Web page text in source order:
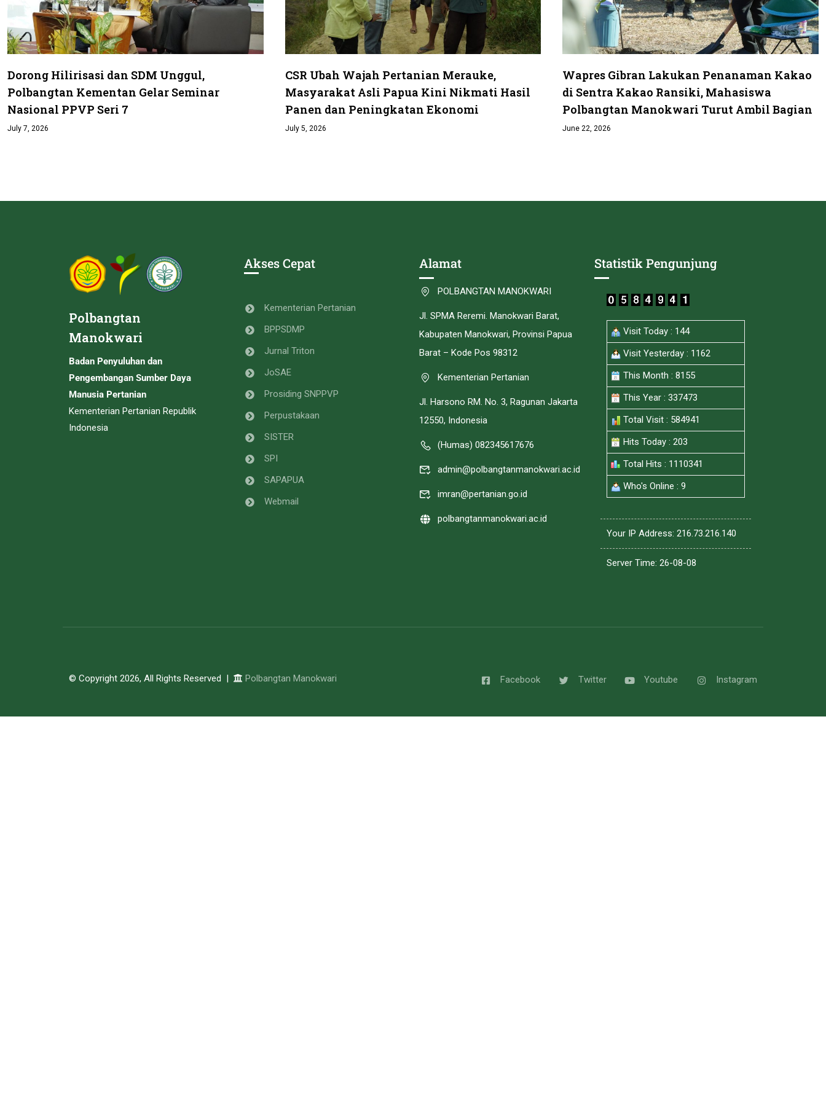
Dorong Hilirisasi dan SDM Unggul,
Polbangtan Kementan Gelar Seminar
Nasional PPVP Seri 7
July 7, 2026
CSR Ubah Wajah Pertanian Merauke,
Masyarakat Asli Papua Kini Nikmati Hasil
Panen dan Peningkatan Ekonomi
July 5, 2026
Wapres Gibran Lakukan Penanaman Kakao
di Sentra Kakao Ransiki, Mahasiswa
Polbangtan Manokwari Turut Ambil Bagian
June 22, 2026
Polbangtan
Manokwari
Badan Penyuluhan dan
Pengembangan Sumber Daya
Manusia Pertanian
Kementerian Pertanian Republik
Indonesia
Akses Cepat
Kementerian Pertanian
BPPSDMP
Jurnal Triton
JoSAE
Prosiding SNPPVP
Perpustakaan
SISTER
SPI
SAPAPUA
Webmail
Alamat
POLBANGTAN MANOKWARI
Jl. SPMA Reremi. Manokwari Barat,
Kabupaten Manokwari, Provinsi Papua
Barat – Kode Pos 98312
Kementerian Pertanian
Jl. Harsono RM. No. 3, Ragunan Jakarta
12550, Indonesia
(Humas) 082345617676
admin@polbangtanmanokwari.ac.id
imran@pertanian.go.id
polbangtanmanokwari.ac.id
Statistik Pengunjung
Visit Today : 144
Visit Yesterday : 1162
This Month : 8155
This Year : 337473
Total Visit : 584941
Hits Today : 203
Total Hits : 1110341
Who's Online : 9
Your IP Address: 216.73.216.140
Server Time: 26-08-08
© Copyright 2026, All Rights Reserved | Polbangtan Manokwari Facebook Twitter Youtube Instagram